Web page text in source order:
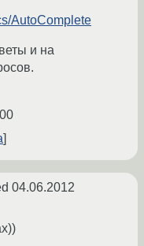
AutoComplete
и на
04.06.2012